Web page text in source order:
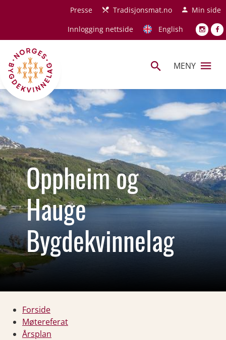
Hopp til hovedinnholdPresse Tradisjonsmat.no
Min side
Innlogging nettside
English
MENY
Oppheim og
Hauge
Bygdekvinnelag
Forside
Møtereferat
Årsplan